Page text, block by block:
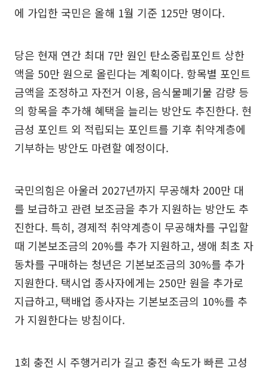
에 가입한 국민은 올해 1월 기준 125만 명이다.
당은 현재 연간 최대 7만 원인 탄소중립포인트 상한
액을 50만 원으로 올린다는 계획이다. 항목별 포인트
금액을 조정하고 자전거 이용, 음식물폐기물 감량 등
의 항목을 추가해 혜택을 늘리는 방안도 추진한다. 현
금성 포인트 외 적립되는 포인트를 기후 취약계층에
기부하는 방안도 마련할 예정이다.
국민의힘은 아울러 2027년까지 무공해차 200만 대
를 보급하고 관련 보조금을 추가 지원하는 방안도 추
진한다. 특히, 경제적 취약계층이 무공해차를 구입할
때 기본보조금의 20%를 추가 지원하고, 생애 최초 자
동차를 구매하는 청년은 기본보조금의 30%를 추가
지원한다. 택시업 종사자에게는 250만 원을 추가로
지급하고, 택배업 종사자는 기본보조금의 10%를 추
가 지원한다는 방침이다.
1회 충전 시 주행거리가 길고 충전 속도가 빠른 고성